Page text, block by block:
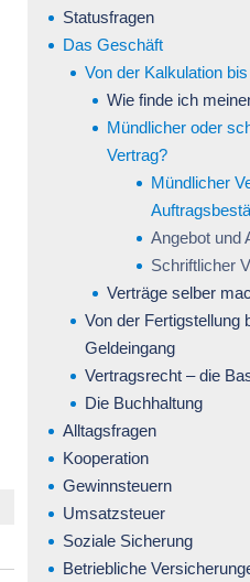
Statusfragen
Das Geschäft
Von der Kalkulation
Wie finde ich
Mündlicher oder
Vertrag?
Mündlicher
Angebot und
Schriftlicher
Verträge selber
Von der Fertigstellung
Geldeingang
Vertragsrecht – die
Die Buchhaltung
Alltagsfragen
Kooperation
Gewinnsteuern
Umsatzsteuer
Soziale Sicherung
Betriebliche